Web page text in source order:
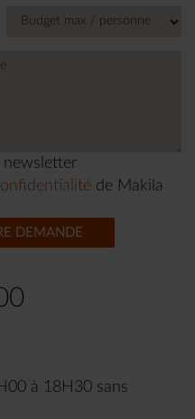
+1
newsletter
de Makila
DEMANDE
à 18H30 sans